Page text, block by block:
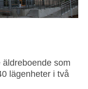
som
lägenheter i två